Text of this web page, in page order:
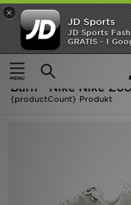
×
JD Sports
JD Sports
GRATIS - I
Ny termin, ny stil Essentials för
Hem
Barn
Barn - Nike Nike
{productCount} Produkt
Hem
REA
Nyheter